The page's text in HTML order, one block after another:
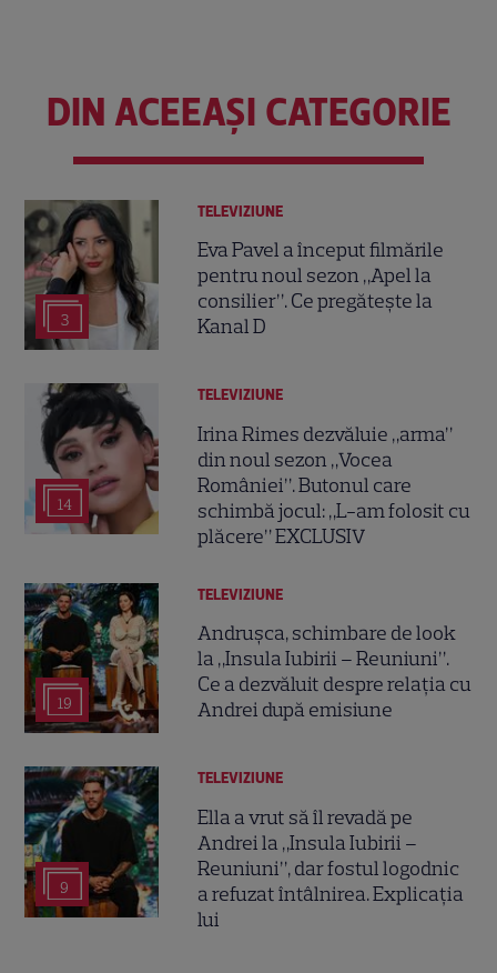
DIN ACEEAȘI CATEGORIE
3
TELEVIZIUNE
Eva Pavel a început filmările
pentru noul sezon „Apel la
consilier”. Ce pregătește la
Kanal D
14
TELEVIZIUNE
Irina Rimes dezvăluie „arma”
din noul sezon „Vocea
României”. Butonul care
schimbă jocul: „L-am folosit cu
plăcere” EXCLUSIV
19
TELEVIZIUNE
Andrușca, schimbare de look
la „Insula Iubirii – Reuniuni”.
Ce a dezvăluit despre relația cu
Andrei după emisiune
9
TELEVIZIUNE
Ella a vrut să îl revadă pe
Andrei la „Insula Iubirii –
Reuniuni”, dar fostul logodnic
a refuzat întâlnirea. Explicația
lui